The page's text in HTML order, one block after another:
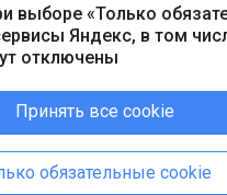
выборе «Только
Яндекс, в том
отключены
Принять все cookie
обязательные cookie
ООО «ПРАЦА БАЙ»
220114, г. Минск, пр-т
— круглосуточно. E-mail